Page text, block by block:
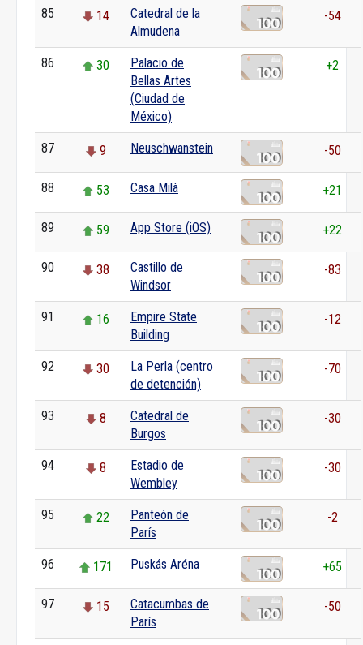
85 14
Catedral de la
Almudena
-54
86 30
Palacio de
Bellas Artes
(Ciudad de
México)
+2
87 9 Neuschwanstein -50
88 53 Casa Milà +21
89 59 App Store (iOS) +22
90 38
Castillo de
Windsor
-83
91 16
Empire State
Building
-12
92 30
La Perla (centro
de detención)
-70
93 8
Catedral de
Burgos
-30
94 8
Estadio de
Wembley
-30
95 22
Panteón de
París
-2
96 171 Puskás Aréna +65
97 15
Catacumbas de
París
-50